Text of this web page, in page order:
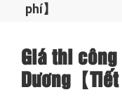
phí】
Giá thi
Dương【